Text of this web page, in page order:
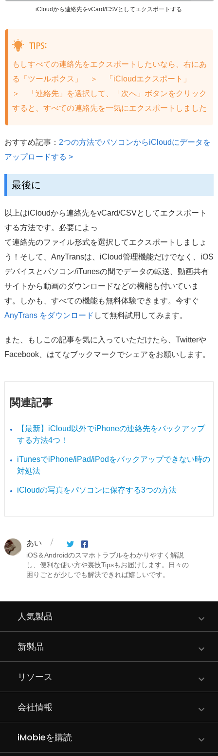
iCloudから連絡先をvCard/CSVとしてエクスポートする
もしすべての連絡先をエクスポートしたいなら、右にあ
る「ツールボクス」 ＞ 「iCloudエクスポート」
＞ 「連絡先」を選択して、「次へ」ボタンをクリック
すると、すべての連絡先を一気にエクスポートしました
おすすめ記事： 2つの方法でパソコンからiCloudにデータを
アップロードする >
最後に
以上はiCloudから連絡先をvCard/CSVとしてエクスポート
する方法です。必要によっ
て連絡先のファイル形式を選択してエクスポートしましょ
う！そして、AnyTransは、iCloud管理機能だけでなく、iOS
デバイスとパソコン/iTunesの間でデータの転送、動画共有
サイトから動画のダウンロードなどの機能も付いていま
す。しかも、すべての機能も無料体験できます。今すぐ
AnyTrans をダウンロード して無料試用してみます。
また、もしこの記事を気に入っていただけたら、Twitterや
Facebook、はてなブックマークでシェアをお願いします。
関連記事
【最新】iCloud以外でiPhoneの連絡先をバックアップ
する方法4つ！
iTunesでiPhone/iPad/iPodをバックアップできない時の
対処法
iCloudの写真をパソコンに保存する3つの方法
あい
iOS＆Androidのスマホトラブルをわかりやすく解説
し、便利な使い方や裏技Tipsもお届けします。日々の
困りごとが少しでも解決できれば嬉しいです。
人気製品
新製品
リソース
会社情報
iMobieを購読